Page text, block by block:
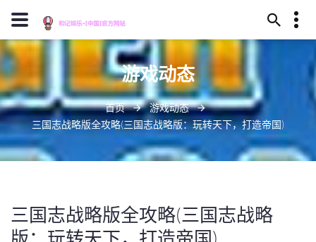
13659630023
安庆市卫煮丛林324号
J909@baidu.ag
游戏动态
首页
游戏动态
三国志战略版全攻略(三国志战略版：玩转天下，打造帝国)
三国志战略版全攻略(三国志战略